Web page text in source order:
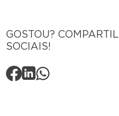
GOSTOU?
SOCIAIS!